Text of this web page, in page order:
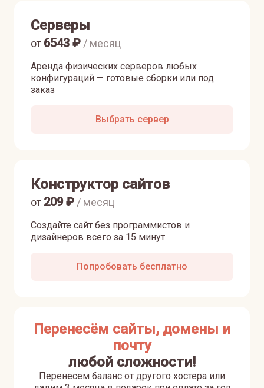
Серверы
Аренда физических серверов любых
конфигураций — готовые сборки или под
заказ
от 6543 ₽ / месяц
Выбрать сервер
Конструктор сайтов
Создайте сайт без программистов и
дизайнеров всего за 15 минут
от 209₽ / месяц
Попробовать бесплатно
Перенесём сайты, домены и
почту
любой сложности!
Перенесем баланс от другого хостера или